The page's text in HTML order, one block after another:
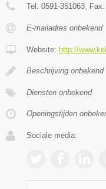
Tel: 0591-351063 , Fax:
E-mailadres onbekend
Website: http://
Beschrijving onbekend
Diensten onbekend
Openingstijden
Sociale media: